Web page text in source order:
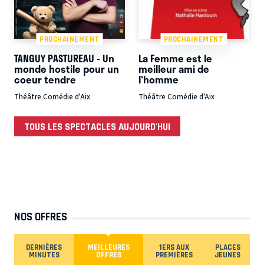
PROCHAINEMENT
TANGUY PASTUREAU - Un
monde hostile pour un
coeur tendre
Théâtre Comédie d'Aix
PROCHAINEMENT
La Femme est le
meilleur ami de
l'homme
Théâtre Comédie d'Aix
TOUS LES SPECTACLES AUJOURD'HUI
NOS OFFRES
DERNIÈRES
MINUTES
MEILLEURES
OFFRES
1ERS AUX
PREMIÈRES
PLACES
JEUNES